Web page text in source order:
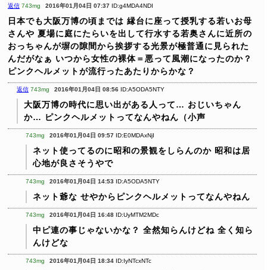
返信 743mg 2016年01月04日 07:37 ID:g4MDA4NDI
日本でも大阪万博の頃までは 縁台に座って授乳する若いお母
さんや 夏場に庭にたらいを出して行水する若奥さんに近所の
おっちゃんが塀の隙間から挨拶する光景が極普通に見られた
んだがなぁ いつから女性の裸体＝悪って風潮になったのか？
ピンクヘルメットが流行ったあたりからかな？
返信 743mg 2016年01月04日 08:56 ID:A5ODA5NTY
大阪万博の時代に思い出がある人って… おじいちゃん
か… ピンクヘルメットってなんやねん（小声
743mg 2016年01月04日 09:57 ID:E0MDAxNjI
ネット使ってるのに昭和の景観をしらんのか 昭和は居
心地が良さそうやで
743mg 2016年01月04日 14:53 ID:A5ODA5NTY
ネット爺な せやからピンクヘルメットってなんやねん
743mg 2016年01月04日 16:48 ID:UyMTM2MDc
中ピ連の事じゃないかな？ 全然知らんけどね 全く知ら
んけどな
743mg 2016年01月04日 18:34 ID:IyNTcxNTc